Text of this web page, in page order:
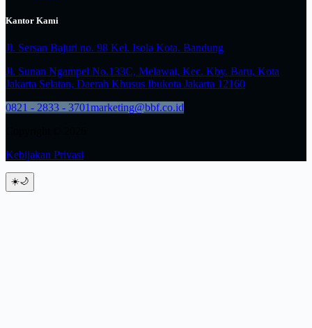
Kantor Kami
Jl. Sersan Bajuri no. 98 Kel. Isola Kota. Bandung
Jl. Sunan Ngampel No.133C, Melawai, Kec. Kby. Baru, Kota
Jakarta Selatan, Daerah Khusus Ibukota Jakarta 12160
0821 - 2833 - 3701marketing@bbf.co.id
Kebijakan Privasi
☀️🌙